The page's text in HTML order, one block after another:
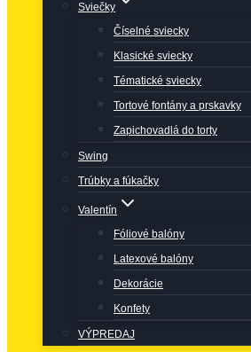
Sviečky
Číselné sviecky
Klasické sviecky
Tématické sviecky
Tortové fontány a prskavky
Zapichovadlá do torty
Swing
Trúbky a fúkačky
Valentín
Fóliové balóny
Latexové balóny
Dekorácie
Konfety
VÝPREDAJ